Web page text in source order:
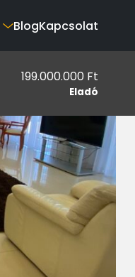
BlogKapcsolat
199.000.000 Ft
Eladó